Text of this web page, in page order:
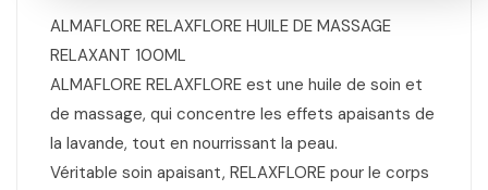
ALMAFLORE RELAXFLORE HUILE DE MASSAGE
RELAXANT 100ML
ALMAFLORE RELAXFLORE est une huile de soin et
de massage, qui concentre les effets apaisants de
la lavande, tout en nourrissant la peau.
Véritable soin apaisant, RELAXFLORE pour le corps